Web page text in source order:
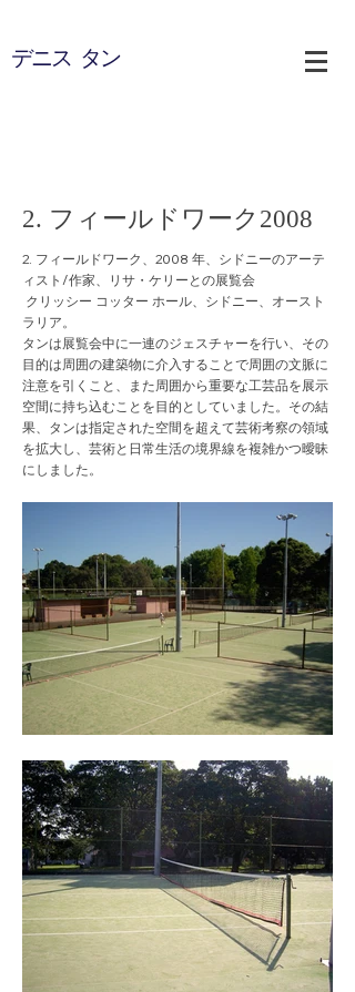
デニス タン
2. フィールドワーク2008
2. フィールドワーク、2008 年、シドニーのアーテ
ィスト/作家、リサ・ケリーとの展覧会
クリッシー コッター ホール、シドニー、オースト
ラリア。
タンは展覧会中に一連のジェスチャーを行い、その
目的は周囲の建築物に介入することで周囲の文脈に
注意を引くこと、また周囲から重要な工芸品を展示
空間に持ち込むことを目的としていました。その結
果、タンは指定された空間を超えて芸術考察の領域
を拡大し、芸術と日常生活の境界線を複雑かつ曖昧
にしました。